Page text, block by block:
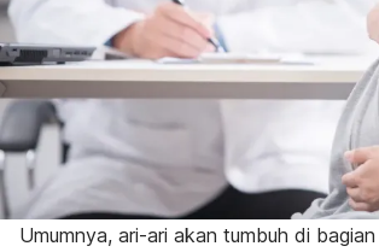
Umumnya, ari-ari akan tumbuh di